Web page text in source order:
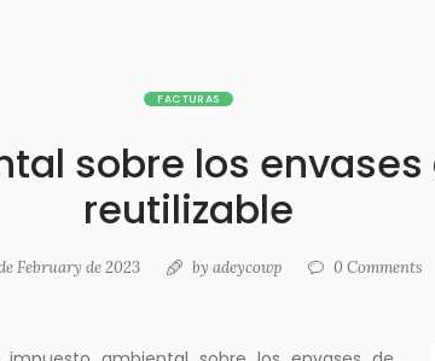
FACTURAS
sobre los
reutilizable
February de 2023 by adeycowp 0 Comments